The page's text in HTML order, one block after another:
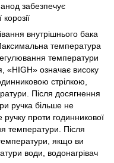
забезпечує
внутрішнього бака
температура
температури
«HIGH» означає високу
стрілкою,
Після досягнення
ручка більше не
проти годинникової
температури. Після
якщо ви
води, водонагрівач